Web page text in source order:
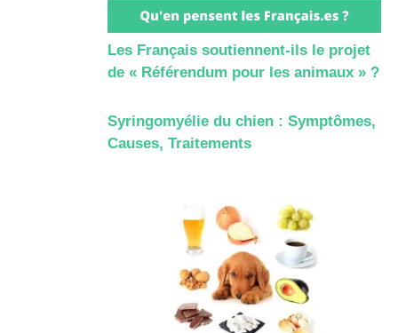
Les Français soutiennent-ils le projet
de « Référendum pour les animaux » ?
Syringomyélie du chien : Symptômes,
Causes, Traitements